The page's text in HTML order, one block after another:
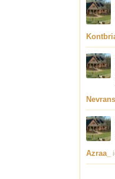
Nevrans
Azraa_